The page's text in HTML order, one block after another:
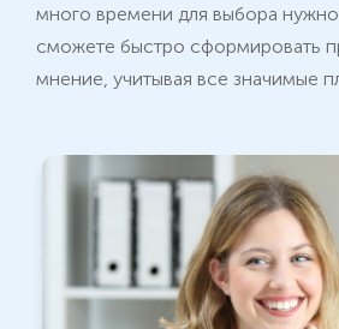
много времени для выбора
сможете быстро сформировать
мнение, учитывая все значимые